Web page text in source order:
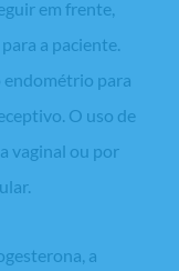
em frente,
a paciente.
endométrio para
O uso de
vaginal ou por
a